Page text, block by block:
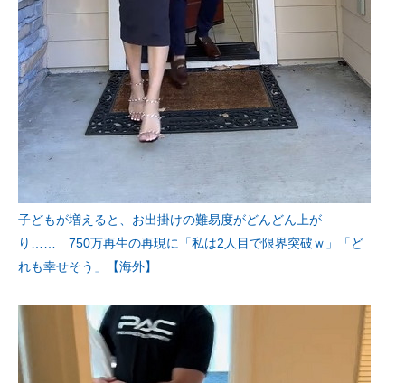
子どもが増えると、お出掛けの難易度がどんどん上が
り…… 750万再生の再現に「私は2人目で限界突破ｗ」「ど
れも幸せそう」【海外】